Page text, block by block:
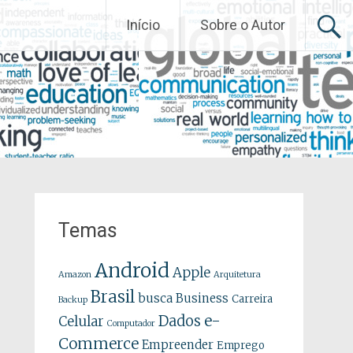
Início Sobre o Autor
Temas
Amazon AndroidApple Arquitetura
Backup Brasil busca Business Carreira
Celular Computador Dados e-
Commerce Empreender Emprego